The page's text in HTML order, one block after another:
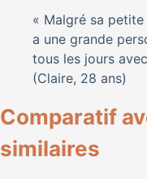
« Malgré sa
a une grande
tous les jours
(Claire, 28 ans)
Comparatif
similaires